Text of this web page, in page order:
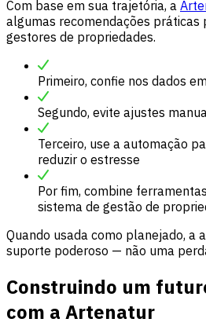
Com base em sua trajetória, a
algumas recomendações práticas
gestores de propriedades.
Primeiro, confie nos dados
Segundo, evite ajustes
Terceiro, use a automação
reduzir o estresse
Por fim, combine
sistema de gestão de
Quando usada como planejado, a
suporte poderoso — não uma
Construindo um
com a Artenatur